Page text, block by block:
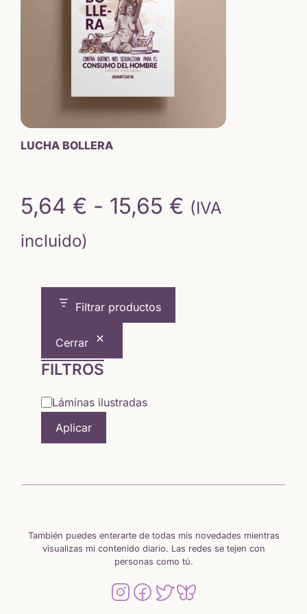
LUCHA BOLLERA
5,64 € - 15,65 € Rango
(IVA
incluido)
Filtrar productos
Cerrar
FILTROS
Categoría
Láminas ilustradas
Aplicar
También puedes enterarte de todas mis novedades mientras
visualizas mi contenido diario. Las redes se tejen con
personas como tú.